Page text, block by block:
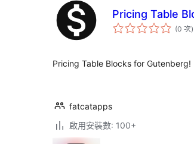
Pricing Table
(0 次評
分)
Pricing Table Blocks for Gutenberg!
fatcatapps
啟用安裝數: 100+